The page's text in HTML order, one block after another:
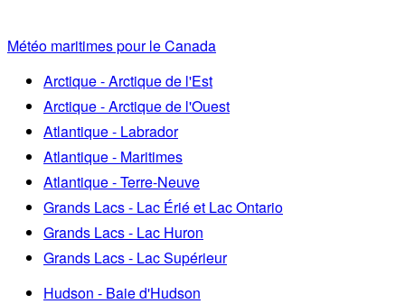
Météo maritimes pour le Canada
Arctique - Arctique de l'Est
Arctique - Arctique de l'Ouest
Atlantique - Labrador
Atlantique - Maritimes
Atlantique - Terre-Neuve
Grands Lacs - Lac Érié et Lac Ontario
Grands Lacs - Lac Huron
Grands Lacs - Lac Supérieur
Hudson - Baie d'Hudson